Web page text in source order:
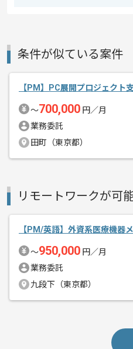
エージェントからのコ
今回
PM
条件が似ている案件
【PM】PC展開プロジェクト
〜700,000 円／月
業務委託
田町（東京都）
リモートワークが可
【PM/英語】外資系医療機器
〜950,000 円／月
業務委託
九段下（東京都）